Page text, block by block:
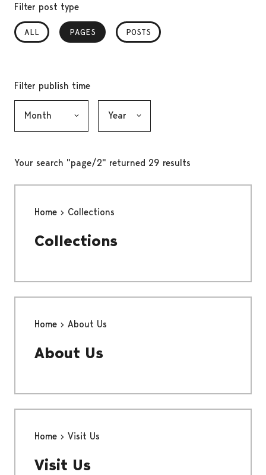
Filter post type
ALL PAGES
, SELECTED POSTS
Filter publish time
Your search "page/2" returned 29 results
Home Collections
Collections
Home About Us
About Us
Home Visit Us
Visit Us